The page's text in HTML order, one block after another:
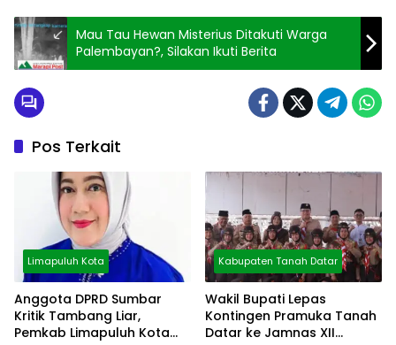
Mau Tau Hewan Misterius Ditakuti Warga
Palembayan?, Silakan Ikuti Berita
Pos Terkait
Limapuluh Kota
Anggota DPRD Sumbar
Kritik Tambang Liar,
Pemkab Limapuluh Kota
Kabupaten Tanah Datar
Wakil Bupati Lepas
Kontingen Pramuka Tanah
Datar ke Jamnas XII